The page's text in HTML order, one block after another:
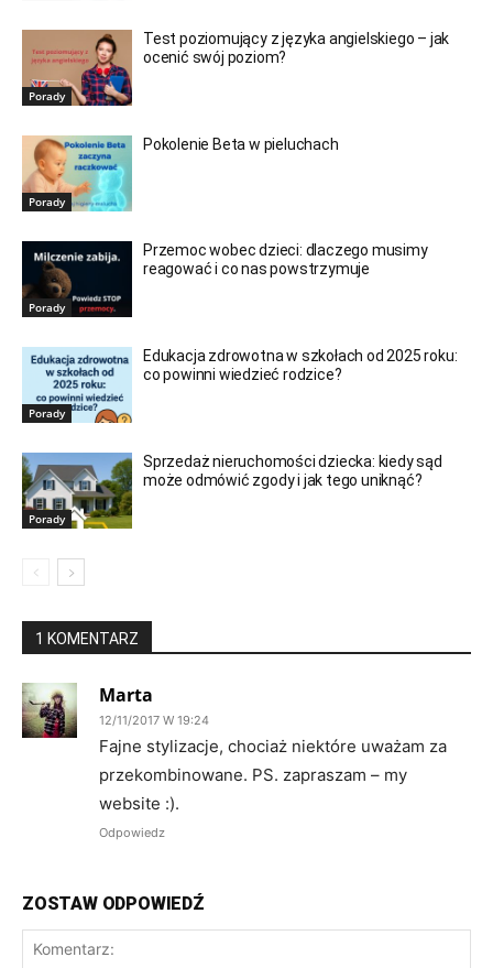
Porady
Test poziomujący z języka angielskiego – jak
ocenić swój poziom?
Porady
Pokolenie Beta w pieluchach
Porady
Przemoc wobec dzieci: dlaczego musimy
reagować i co nas powstrzymuje
Porady
Edukacja zdrowotna w szkołach od 2025 roku:
co powinni wiedzieć rodzice?
Porady
Sprzedaż nieruchomości dziecka: kiedy sąd
może odmówić zgody i jak tego uniknąć?
1 KOMENTARZ
Marta
12/11/2017 W 19:24
Fajne stylizacje, chociaż niektóre uważam za
przekombinowane. PS. zapraszam – my
website :).
Odpowiedz
ZOSTAW ODPOWIEDŹ